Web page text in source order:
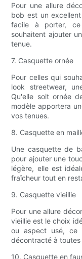
Pour une allure
bob est un
facile à porter,
souhaitent ajouter
tenue.
7. Casquette ornée
Pour celles qui
look streetwear,
Qu'elle soit ornée
modèle apportera
vos tenues.
8. Casquette en
Une casquette de
pour ajouter une
légère, elle est
fraîcheur tout en
9. Casquette vieillie
Pour une allure
vieillie est le choix
ou aspect usé, ce
décontracté à toutes
10. Casquette en